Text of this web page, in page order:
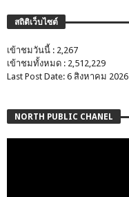
สถิติเว็บไซต์
เข้าชมวันนี้ : 2,267
เข้าชมทั้งหมด : 2,512,229
Last Post Date: 6 สิงหาคม 2026
NORTH PUBLIC CHANEL